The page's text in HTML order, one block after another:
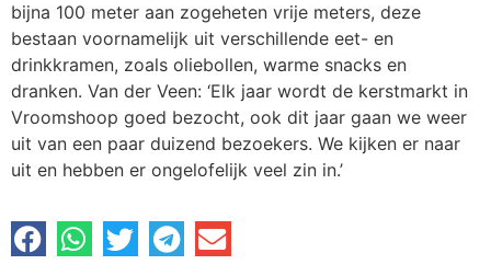
bijna 100 meter aan zogeheten vrije meters, deze
bestaan voornamelijk uit verschillende eet- en
drinkkramen, zoals oliebollen, warme snacks en
dranken. Van der Veen: ‘Elk jaar wordt de kerstmarkt in
Vroomshoop goed bezocht, ook dit jaar gaan we weer
uit van een paar duizend bezoekers. We kijken er naar
uit en hebben er ongelofelijk veel zin in.’